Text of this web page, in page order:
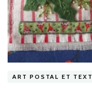
ART POSTAL ET